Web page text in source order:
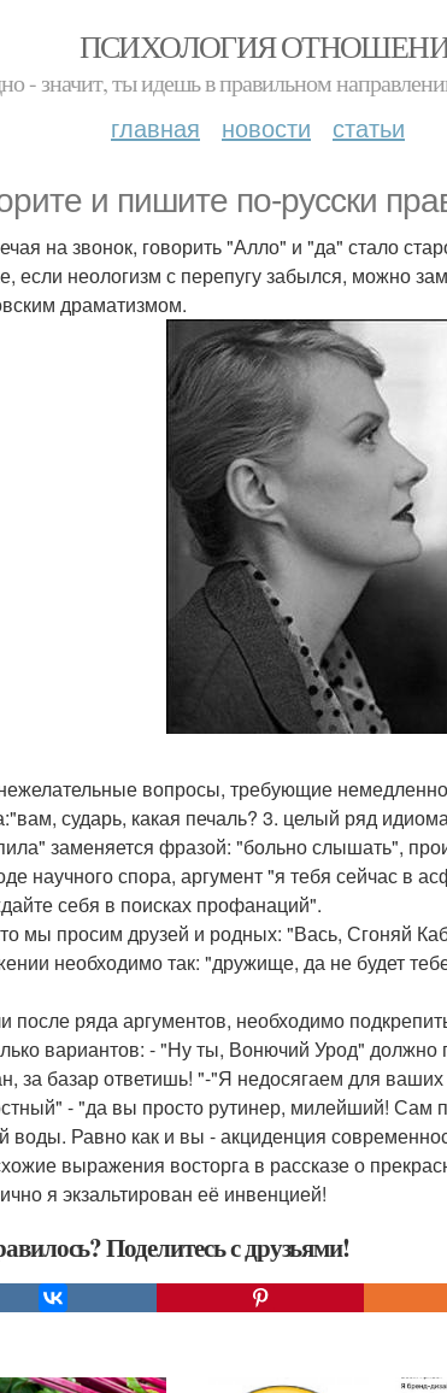
ПСИХОЛОГИЯ
- значит, ты идешь в правильном
главная новости статьи
и пишите по-русски
на звонок, говорить "Алло" и "да" стало
если неологизм с перепугу забылся, можно
драматизмом.
вопросы, требующие
сударь, какая печаль? 3. целый ряд
заменяется фразой: "больно слышать",
научного спора, аргумент "я тебя сейчас в
себя в поисках профанаций".
мы просим друзей и родных: "Вась, Сгоняй
необходимо так: "дружище, да не будет
после ряда аргументов, необходимо
вариантов: - "Ну ты, Вонючий Урод" должно
за базар ответишь! "-"Я недосягаем для
- "да вы просто рутинер, милейший! Сам
воды. Равно как и вы - акциденция
выражения восторга в рассказе о
я экзальтирован её инвенцией!
Поделитесь с друзьями!